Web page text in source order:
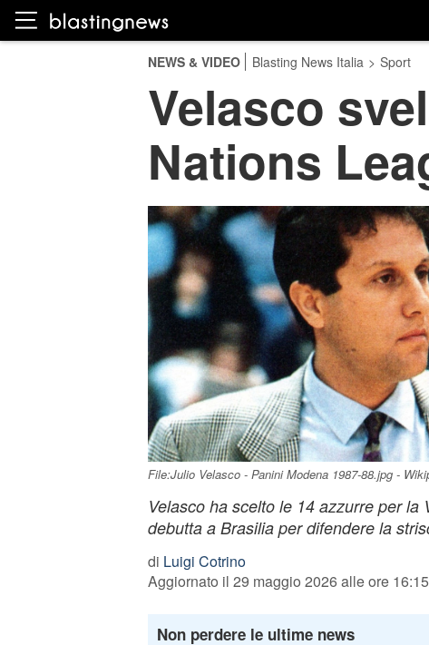
NEWS & VIDEO Blasting News Italia > Sport
Velasco
Nations
File:Julio Velasco - Panini Modena 1987-88.jpg -
Velasco ha scelto le 14 azzurre per la
debutta a Brasilia per difendere la
di Luigi Cotrino
Aggiornato il 29 maggio 2026 alle ore 16:15
Non perdere le ultime news